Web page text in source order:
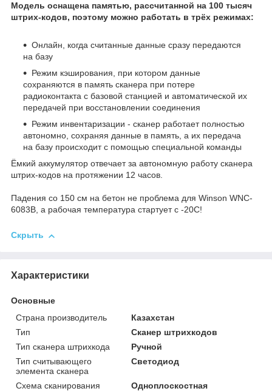
Модель оснащена памятью, рассчитанной на 100 тысяч
штрих-кодов, поэтому можно работать в трёх режимах:
Онлайн, когда считанные данные сразу передаются
на базу
Режим кэширования, при котором данные
сохраняются в память сканера при потере
радиоконтакта с базовой станцией и автоматической их
передачей при восстановлении соединения
Режим инвентаризации - сканер работает полностью
автономно, сохраняя данные в память, а их передача
на базу происходит с помощью специальной команды
Ёмкий аккумулятор отвечает за автономную работу сканера
штрих-кодов на протяжении 12 часов.
Падения со 150 см на бетон не проблема для Winson WNC-
6083B, а рабочая температура стартует с -20С!
Скрыть
Характеристики
Основные
Страна производитель
Казахстан
Тип
Сканер штрихкодов
Тип сканера штрихкода
Ручной
Тип считывающего
элемента сканера
Светодиод
Схема сканирования
Одноплоскостная